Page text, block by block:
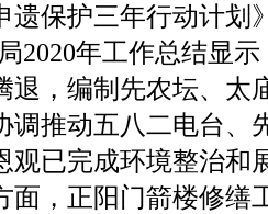
遗保护三年行动计划
2020年工作总结显
退，编制先农坛、太
调推动五八二电台、
观已完成环境整治和
面，正阳门箭楼修缮